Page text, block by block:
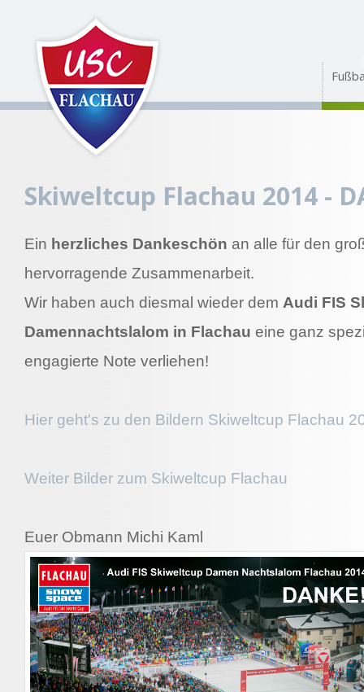
Skiweltcup Flachau 2014 -
Ein herzliches Dankeschön an alle für den
hervorragende Zusammenarbeit.
Wir haben auch diesmal wieder dem Audi FIS
Damennachtslalom in Flachau eine ganz
engagierte Note verliehen!
Hier geht's zu den Bildern Skiweltcup Flachau
Weiter Bilder zum Skiweltcup Flachau
Euer Obmann Michi Kaml